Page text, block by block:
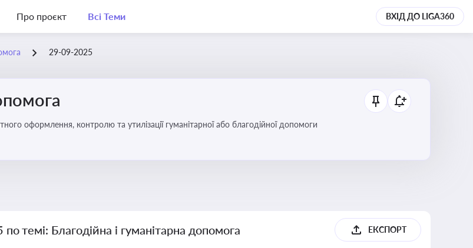
Про проєкт Всі Теми ВХІД ДО LIGA360
29-09-2025
оформлення, контролю та утилізації гуманітарної або благодійної допомоги
темі: Благодійна і гуманітарна допомога ЕКСПОРТ